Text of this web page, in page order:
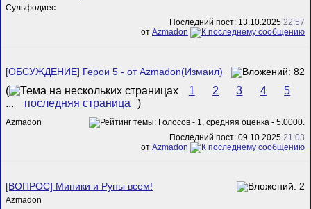
Сульфодиес
Последний пост: 13.10.2025 22:57
от Azmadon
[ОБСУЖДЕНИЕ] Герои 5 - от Azmadon(Измаил)
( 1 2 3 4
5
...
последняя страница )
Azmadon
Последний пост: 09.10.2025 21:03
от Azmadon
[ВОПРОС] Миники и Руны всем!
Azmadon